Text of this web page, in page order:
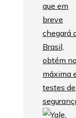
que em
breve
chegará
Brasil,
obtém
máxima
testes de